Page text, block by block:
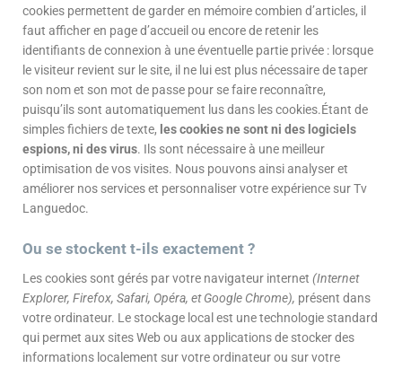
cookies permettent de garder en mémoire combien d’articles, il
faut afficher en page d’accueil ou encore de retenir les
identifiants de connexion à une éventuelle partie privée : lorsque
le visiteur revient sur le site, il ne lui est plus nécessaire de taper
son nom et son mot de passe pour se faire reconnaître,
puisqu’ils sont automatiquement lus dans les cookies.Étant de
simples fichiers de texte, les cookies ne sont ni des logiciels
espions, ni des virus. Ils sont nécessaire à une meilleur
optimisation de vos visites. Nous pouvons ainsi analyser et
améliorer nos services et personnaliser votre expérience sur Tv
Languedoc.
Ou se stockent t-ils exactement ?
Les cookies sont gérés par votre navigateur internet (Internet
Explorer, Firefox, Safari, Opéra, et Google Chrome), présent dans
votre ordinateur. Le stockage local est une technologie standard
qui permet aux sites Web ou aux applications de stocker des
informations localement sur votre ordinateur ou sur votre